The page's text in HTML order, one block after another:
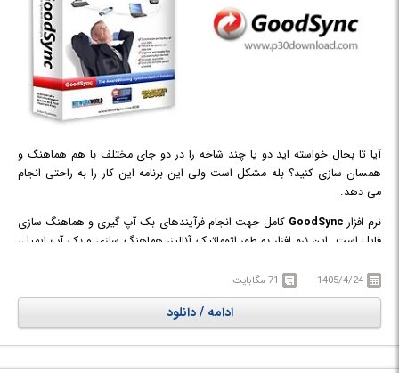
آیا تا بحال خواسته اید دو یا چند شاخه را در دو جای مختلف با هم هماهنگ و
همسان سازی كنید؟ بله مشكل است ولی این برنامه این كار را به راحتی انجام
می دهد.
نرم افزار GoodSync کامل جهت انجام فرآیندهای بک آپ گیری و هماهنگ سازی
فایل است. این نرم افزار به طور اتوماتیک آنالیز، هماهنگ سازی و بک آپ ایمیل،
دهد. همچنین قابلیت ارتباط با ویندوز موبایل و ویندوز سرور را نیز دارا است و
ارتباط آن با پروتکل های FTP ،SFTP ،WebDAV نیز به صوزت کامل انجام
1405/4/24 71 مگابایت
ادامه / دانلود